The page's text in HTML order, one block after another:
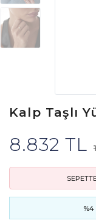
Kalp Taşlı
8.832 TL
%4